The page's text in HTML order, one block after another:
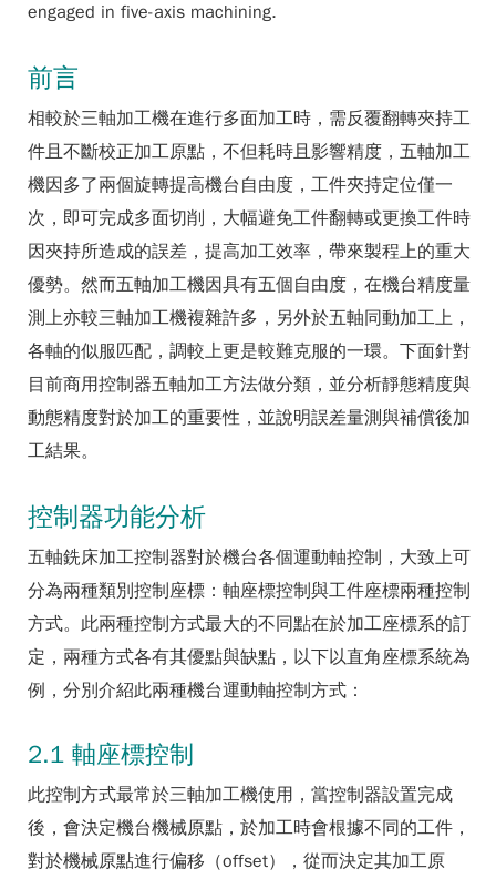
engaged in five-axis machining.
前言
相較於三軸加工機在進行多面加工時，需反覆翻轉夾持工
件且不斷校正加工原點，不但耗時且影響精度，五軸加工
機因多了兩個旋轉提高機台自由度，工件夾持定位僅一
次，即可完成多面切削，大幅避免工件翻轉或更換工件時
因夾持所造成的誤差，提高加工效率，帶來製程上的重大
優勢。然而五軸加工機因具有五個自由度，在機台精度量
測上亦較三軸加工機複雜許多，另外於五軸同動加工上，
各軸的似服匹配，調較上更是較難克服的一環。下面針對
目前商用控制器五軸加工方法做分類，並分析靜態精度與
動態精度對於加工的重要性，並說明誤差量測與補償後加
工結果。
控制器功能分析
五軸銑床加工控制器對於機台各個運動軸控制，大致上可
分為兩種類別控制座標：軸座標控制與工件座標兩種控制
方式。此兩種控制方式最大的不同點在於加工座標系的訂
定，兩種方式各有其優點與缺點，以下以直角座標系統為
例，分別介紹此兩種機台運動軸控制方式：
2.1 軸座標控制
此控制方式最常於三軸加工機使用，當控制器設置完成
後，會決定機台機械原點，於加工時會根據不同的工件，
對於機械原點進行偏移（offset），從而決定其加工原